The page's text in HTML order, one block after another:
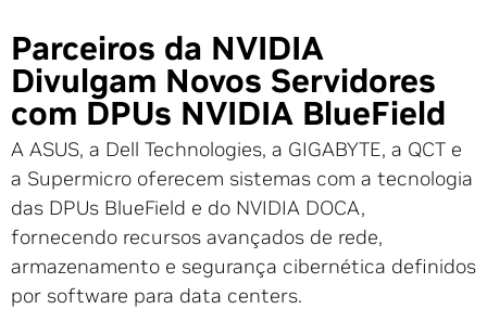
Parceiros da NVIDIA
Divulgam Novos Servidores
com DPUs NVIDIA BlueField
A ASUS, a Dell Technologies, a GIGABYTE, a QCT e
a Supermicro oferecem sistemas com a tecnologia
das DPUs BlueField e do NVIDIA DOCA,
fornecendo recursos avançados de rede,
armazenamento e segurança cibernética definidos
por software para data centers.